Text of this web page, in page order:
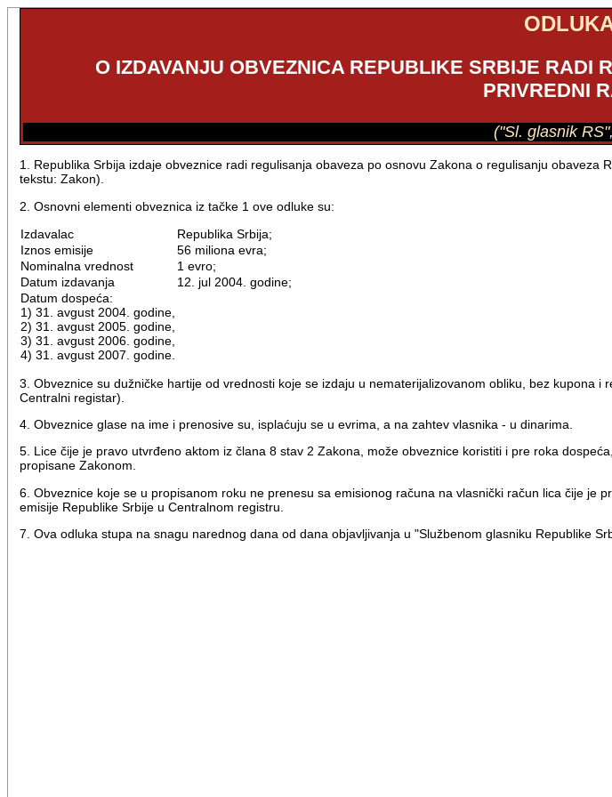
O IZDAVANJU OBVEZNICA REPUBLIKE SRBIJE RADI
PRIVREDNI
("Sl. glasnik
1. Republika Srbija izdaje obveznice radi regulisanja obaveza po osnovu Zakona o regulisanju
tekstu: Zakon).
2. Osnovni elementi obveznica iz tačke 1 ove odluke su:
Izdavalac
Republika Srbija;
Iznos emisije
56 miliona evra;
Nominalna vrednost
1 evro;
Datum izdavanja
12. jul 2004. godine;
Datum dospeća:
1) 31. avgust 2004. godine,
2) 31. avgust 2005. godine,
3) 31. avgust 2006. godine,
4) 31. avgust 2007. godine.
3. Obveznice su dužničke hartije od vrednosti koje se izdaju u nematerijalizovanom obliku, bez
Centralni registar).
4. Obveznice glase na ime i prenosive su, isplaćuju se u evrima, a na zahtev vlasnika - u dinarima.
5. Lice čije je pravo utvrđeno aktom iz člana 8 stav 2 Zakona, može obveznice koristiti i pre roka
propisane Zakonom.
6. Obveznice koje se u propisanom roku ne prenesu sa emisionog računa na vlasnički račun lica čije
emisije Republike Srbije u Centralnom registru.
7. Ova odluka stupa na snagu narednog dana od dana objavljivanja u "Službenom glasniku Republike